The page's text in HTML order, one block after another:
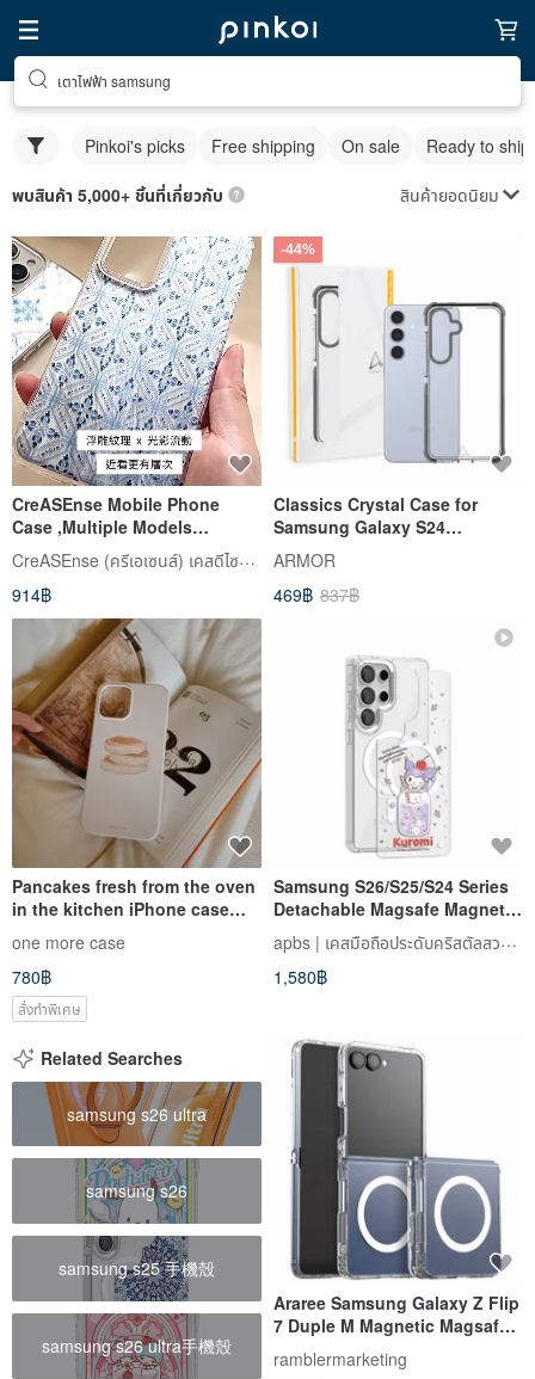
เตาไฟฟ้า samsung
Pinkoi's picks Free shipping On sale Ready to ship
พบสินค้า 5,000+ ชิ้นที่เกี่ยวกับ สินค้ายอดนิยม
CreASEnse Mobile Phone
Case ,Multiple Models
Support ,Design and Made in
TAIWAN
CreASEnse (ครีเอเซนส์) เคสดีไซน์สวย
914฿
-44%
Classics Crystal Case for
Samsung Galaxy S24
Series,Crystal Clear with Grey
Tape
ARMOR
469฿ 837฿
Pancakes fresh from the oven
in the kitchen iPhone case
hard shell
one more case
780฿
สั่งทำพิเศษ
Samsung S26/S25/S24 Series
Detachable Magsafe Magnetic
Rhinestone Case - "Soda Pop
Kuromi"
apbs | เคสมือถือประดับคริสตัลสวารอฟสกี้
1,580฿
Related Searches
samsung s26 ultra
samsung s26
samsung s25 手機殼
samsung s26 ultra手機殼
Araree Samsung Galaxy Z Flip
7 Duple M Magnetic Magsafe
Transparent Phone Case
ramblermarketing